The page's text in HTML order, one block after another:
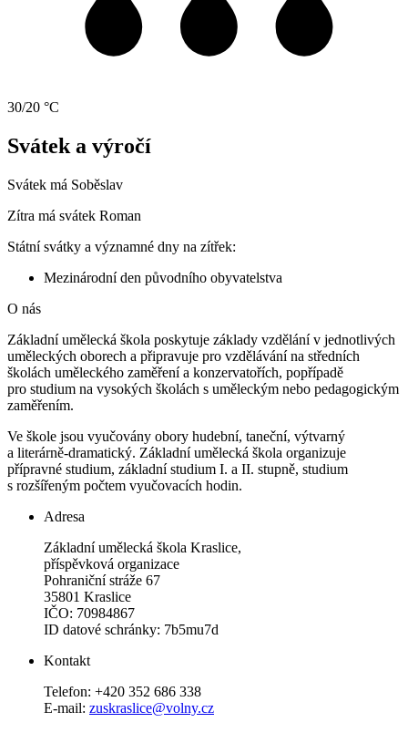
30/20 °C
Svátek a výročí
Svátek má Soběslav
Zítra má svátek Roman
Státní svátky a významné dny na zítřek:
Mezinárodní den původního obyvatelstva
O nás
Základní umělecká škola poskytuje základy vzdělání v jednotlivých
uměleckých oborech a připravuje pro vzdělávání na středních
školách uměleckého zaměření a konzervatořích, popřípadě
pro studium na vysokých školách s uměleckým nebo pedagogickým
zaměřením.
Ve škole jsou vyučovány obory hudební, taneční, výtvarný
a literárně-dramatický. Základní umělecká škola organizuje
přípravné studium, základní studium I. a II. stupně, studium
s rozšířeným počtem vyučovacích hodin.
Adresa
Základní umělecká škola Kraslice,
příspěvková organizace
Pohraniční stráže 67
35801 Kraslice
IČO: 70984867
ID datové schránky: 7b5mu7d
Kontakt
Telefon: +420 352 686 338
E-mail: zuskraslice@volny.cz